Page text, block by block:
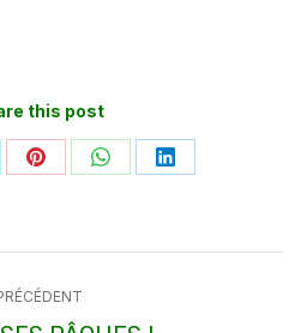
this post
PartagerPartagerPartager